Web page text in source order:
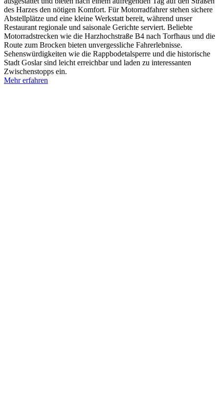
des Harzes den nötigen Komfort. Für Motorradfahrer stehen sichere
Abstellplätze und eine kleine Werkstatt bereit, während unser
Restaurant regionale und saisonale Gerichte serviert. Beliebte
Motorradstrecken wie die Harzhochstraße B4 nach Torfhaus und die
Route zum Brocken bieten unvergessliche Fahrerlebnisse.
Sehenswürdigkeiten wie die Rappbodetalsperre und die historische
Stadt Goslar sind leicht erreichbar und laden zu interessanten
Zwischenstopps ein.
Mehr erfahren